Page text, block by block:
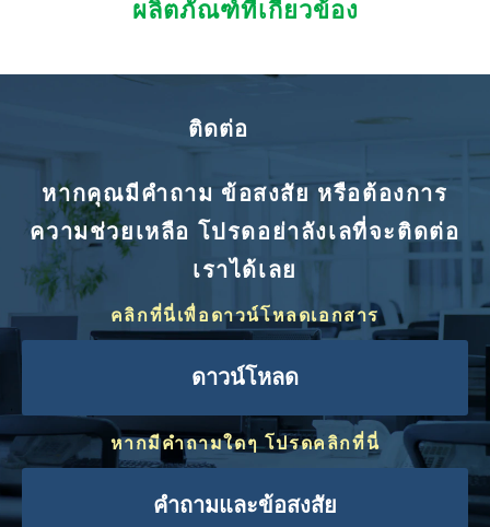
ผลิตภัณฑ์ที่เกี่ยวข้อง
ติดต่อ
หากคุณมีคำถาม ข้อสงสัย หรือต้องการ
ความช่วยเหลือ โปรดอย่าลังเลที่จะติดต่อ
เราได้เลย
คลิกที่นี่เพื่อดาวน์โหลดเอกสาร
ดาวน์โหลด
หากมีคำถามใดๆ โปรดคลิกที่นี่
คำถามและข้อสงสัย